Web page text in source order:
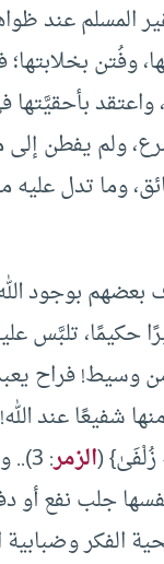
المسلم عند
وفُتن
بأحقيَّتها
ولم يفطن إلى
وما تدل عليه
بوجود
حكيمًا، تلبَّس
من وسيط! فراح
شفيعًا عند
زُلْفَىٰ} (الزمر :
جلب نفع
الفكر وضبابية